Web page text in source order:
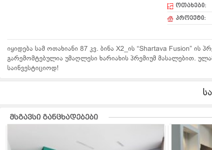
ოთახები:
პროექტი:
იყიდება სამ ოთახიანი 87 კვ. ბინა X2_ის “Shartava Fusion” ის
გარემომტებულია უმაღლესი ხარიახის პრემიუმ მასალებით.
საინვესტიციოდ!
მსგავსი განცხადებები